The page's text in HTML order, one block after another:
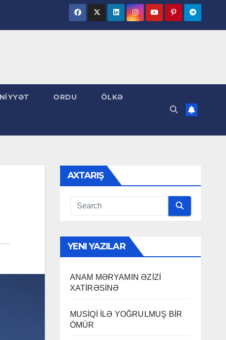
ORDU ÖLKƏ
AXTARIŞ
YENI YAZILAR
ANAM MƏRYAMIN ƏZİZİ
XATİRƏSİNƏ
MUSİQİ İLƏ YOĞRULMUŞ BİR
ÖMÜR